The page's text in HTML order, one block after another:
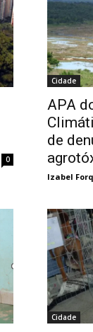
0
Cidade
APA
de
Izabel
Cidade